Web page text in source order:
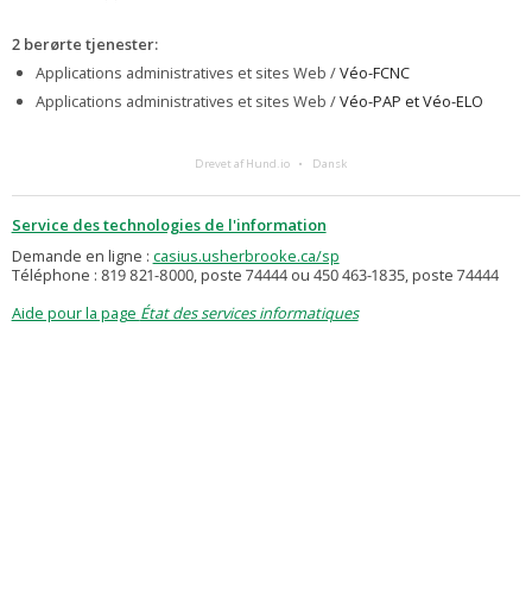
2 berørte tjenester:
Applications administratives et sites Web /Véo-FCNC
Applications administratives et sites Web /Véo-PAP et Véo-ELO
Drevet af Hund.io Dansk
Service des technologies de l'information
Demande en ligne : casius.usherbrooke.ca/sp
Téléphone : 819 821-8000, poste 74444 ou 450 463-1835, poste 74444
Aide pour la page État des services informatiques